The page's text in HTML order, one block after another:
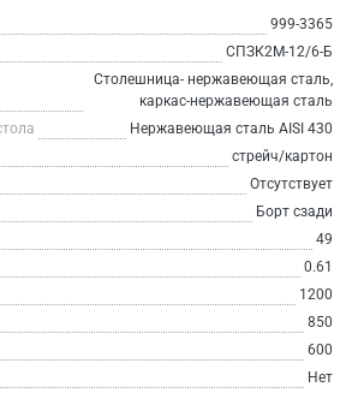
999-3365
СПЗК2М-12/6-Б
Столешница- нержавеющая сталь,
каркас-нержавеющая сталь
Нержавеющая сталь AISI 430
стрейч/картон
Отсутствует
Борт сзади
49
0.61
1200
850
600
Нет